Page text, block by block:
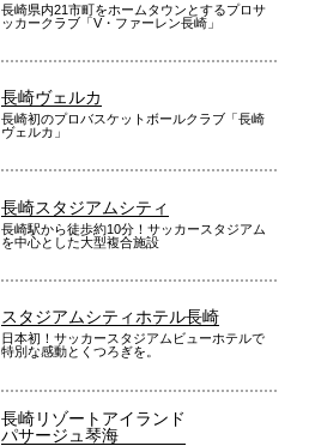
長崎県内21市町をホームタウンとするプロサ
ッカークラブ「V・ファーレン長崎」
長崎ヴェルカ
長崎初のプロバスケットボールクラブ「長崎
ヴェルカ」
長崎スタジアムシティ
長崎駅から徒歩約10分！サッカースタジアム
を中心とした大型複合施設
スタジアムシティホテル長崎
日本初！サッカースタジアムビューホテルで
特別な感動とくつろぎを。
長崎リゾートアイランド
パサージュ琴海